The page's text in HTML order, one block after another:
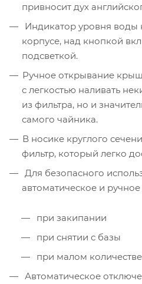
привносит дух
Индикатор уровня воды
корпусе, над кнопкой
подсветкой.
Ручное открывание
с легкостью наливать
из фильтра, но и
самого чайника.
В носике круглого
фильтр, который легко
Для безопасного
автоматическое и
при закипании
при снятии с базы
при малом
Автоматическое